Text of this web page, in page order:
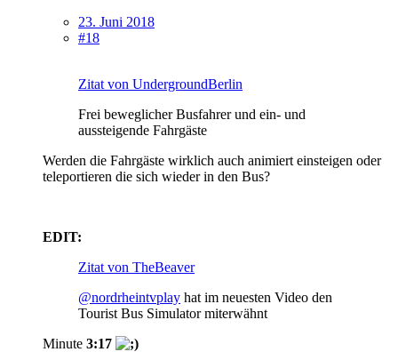
23. Juni 2018
#18
Zitat von UndergroundBerlin
Frei beweglicher Busfahrer und ein- und
aussteigende Fahrgäste
Werden die Fahrgäste wirklich auch animiert einsteigen oder
teleportieren die sich wieder in den Bus?
EDIT:
Zitat von TheBeaver
@nordrheintvplay hat im neuesten Video den
Tourist Bus Simulator miterwähnt
Minute 3:17